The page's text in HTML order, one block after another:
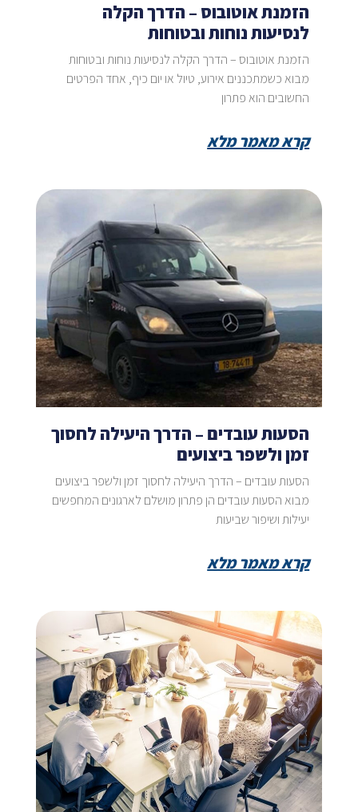
הזמנת אוטובוס – הדרך הקלה
לנסיעות נוחות ובטוחות
הזמנת אוטובוס – הדרך הקלה לנסיעות נוחות ובטוחות
מבוא כשמתכננים אירוע, טיול או יום כיף, אחד הפרטים
החשובים הוא פתרון
קרא מאמר מלא
הסעות עובדים – הדרך היעילה לחסוך
זמן ולשפר ביצועים
הסעות עובדים – הדרך היעילה לחסוך זמן ולשפר ביצועים
מבוא הסעות עובדים הן פתרון מושלם לארגונים המחפשים
יעילות ושיפור שביעות
קרא מאמר מלא